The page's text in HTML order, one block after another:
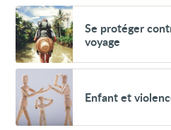
Voir
Se
protéger
contre
les
infections
en
voyage
Se protéger
voyage
Voir
Enfant
et
violence
familiale
Enfant et